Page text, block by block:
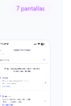
7 pantallas